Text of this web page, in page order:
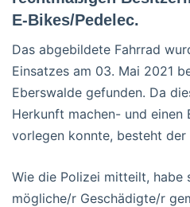
E-Bikes/Pedelec.
Das abgebildete Fahrrad
Einsatzes am 03. Mai 2021
Eberswalde gefunden. Da
Herkunft machen- und einen
vorlegen konnte, besteht
Wie die Polizei mitteilt, habe
mögliche/r Geschädigte/r